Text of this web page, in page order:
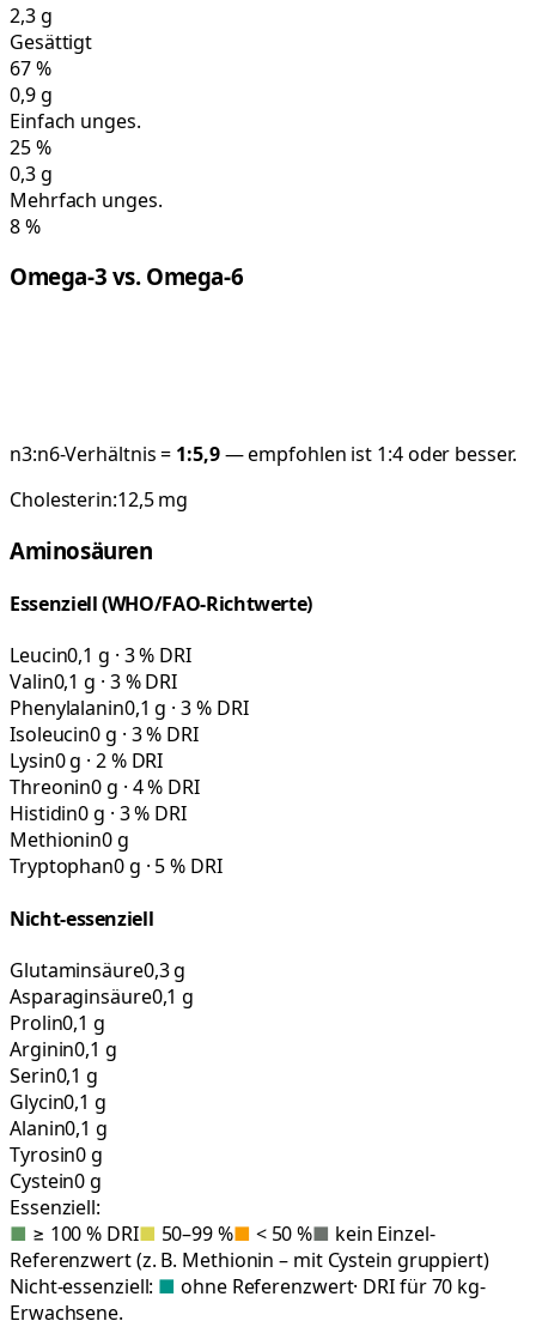
2,3g
Gesättigt
67%
0,9g
Einfach unges.
25%
0,3g
Mehrfach unges.
8%
Omega-3 vs. Omega-6
n3:n6-Verhältnis = 1:5,9— empfohlen ist 1:4 oder besser.
Cholesterin:12,5mg
Aminosäuren
Essenziell (WHO/FAO-Richtwerte)
Leucin0,1 g · 3 % DRI
Valin0,1 g · 3 % DRI
Phenylalanin0,1 g · 3 % DRI
Isoleucin0 g · 3 % DRI
Lysin0 g · 2 % DRI
Threonin0 g · 4 % DRI
Histidin0 g · 3 % DRI
Methionin0 g
Tryptophan0 g · 5 % DRI
Nicht-essenziell
Glutaminsäure0,3 g
Asparaginsäure0,1 g
Prolin0,1 g
Arginin0,1 g
Serin0,1 g
Glycin0,1 g
Alanin0,1 g
Tyrosin0 g
Cystein0 g
Essenziell:
■ ≥ 100 % DRI■ 50–99 %■ < 50 %■ kein Einzel-
Referenzwert (z. B. Methionin – mit Cystein gruppiert)
Nicht-essenziell: ■ ohne Referenzwert· DRI für 70 kg-
Erwachsene.